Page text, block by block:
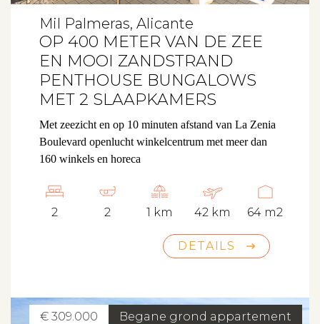
Mil Palmeras, Alicante
OP 400 METER VAN DE ZEE
EN MOOI ZANDSTRAND
PENTHOUSE BUNGALOWS
MET 2 SLAAPKAMERS
Met zeezicht en op 10 minuten afstand van La Zenia
Boulevard openlucht winkelcentrum met meer dan
160 winkels en horeca
2 2 1 km 42 km 64 m2
DETAILS
Begane grond appartement
€ 309.000